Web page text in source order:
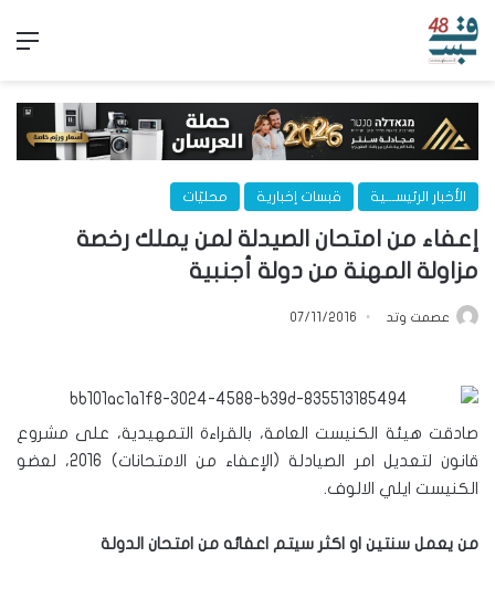
الأخبار الرئيســـية قبسات إخبارية محليّات
إعفاء من امتحان الصيدلة لمن يملك رخصة
مزاولة المهنة من دولة أجنبية
عصمت وتد 07/11/2016
صادقت هيئة الكنيست العامة، بالقراءة التمهيدية، على مشروع
قانون لتعديل امر الصيادلة (الإعفاء من الامتحانات) 2016، لعضو
الكنيست ايلي الالوف.
من يعمل سنتين او اكثر سيتم اعفائه من امتحان الدولة